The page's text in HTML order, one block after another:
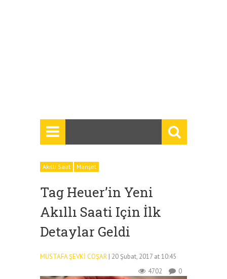
Akıllı Saat Manşet
Tag Heuer’in Yeni
Akıllı Saati Için İlk
Detaylar Geldi
MUSTAFA ŞEVKI COŞAR | 20 Şubat, 2017 at 10:45
4702
0